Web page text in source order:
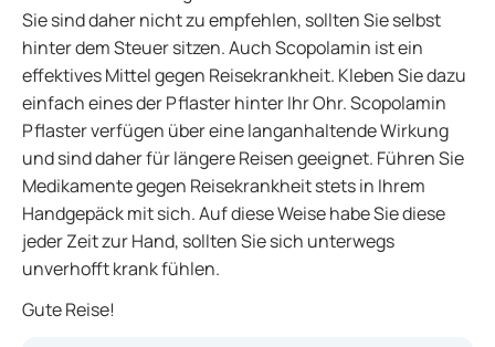
Sie sind daher nicht zu empfehlen, sollten Sie selbst
hinter dem Steuer sitzen. Auch Scopolamin ist ein
effektives Mittel gegen Reisekrankheit. Kleben Sie dazu
einfach eines der Pflaster hinter Ihr Ohr. Scopolamin
Pflaster verfügen über eine langanhaltende Wirkung
und sind daher für längere Reisen geeignet. Führen Sie
Medikamente gegen Reisekrankheit stets in Ihrem
Handgepäck mit sich. Auf diese Weise habe Sie diese
jeder Zeit zur Hand, sollten Sie sich unterwegs
unverhofft krank fühlen.
Gute Reise!